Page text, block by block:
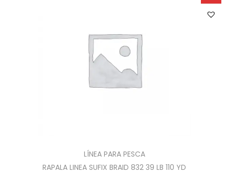
LÍNEA PARA PESCA
RAPALA LINEA SUFIX BRAID 832 39 LB 110 YD